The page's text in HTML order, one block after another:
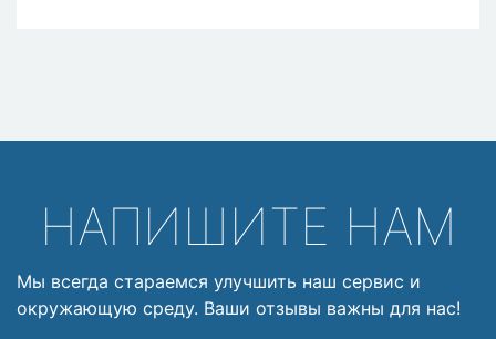
НАПИШИТЕ НАМ
Мы всегда стараемся улучшить наш сервис и
окружающую среду. Ваши отзывы важны для нас!